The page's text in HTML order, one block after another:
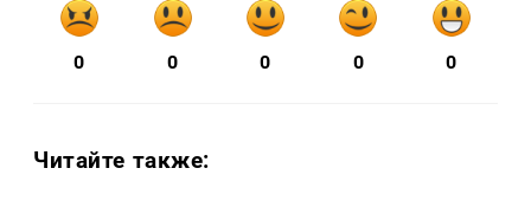
0 0 0 0 0
Читайте также: